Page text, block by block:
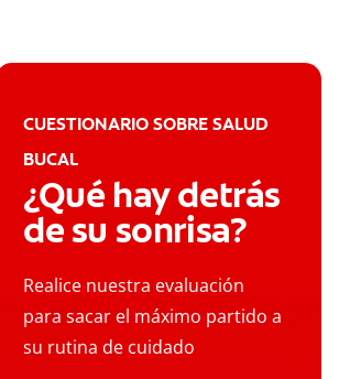
CUESTIONARIO SOBRE SALUD
BUCAL
¿Qué hay detrás
de su sonrisa?
Realice nuestra evaluación
para sacar el máximo partido a
su rutina de cuidado